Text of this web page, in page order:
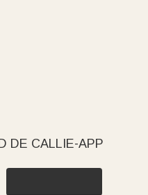
DE CALLIE-APP